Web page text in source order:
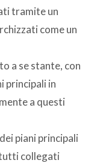
tramite un
come un
a se stante, con
principali in
a questi
piani principali
collegati